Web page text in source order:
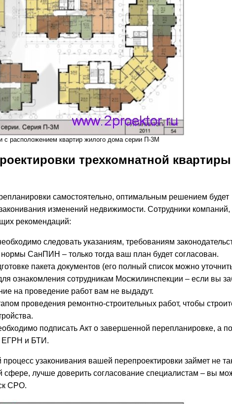
с расположением квартир жилого дома серии П-3М
трехкомнатной
самостоятельно, оптимальным решением будет
изменений недвижимости. Сотрудники
рекомендаций:
следовать указаниям, требованиям
СанПИН – только тогда ваш план будет согласован.
пакета документов (его полный список можно
ознакомления сотрудникам Мосжилинспекции – если вы
на проведение работ вам не выдадут.
проведения ремонтно-строительных работ, чтобы
подписать Акт о завершенной перепланировке, а
ЕГРН и БТИ.
узаконивания вашей перепроектировки займет не
лучше доверить согласование специалистам – вы
СРО.